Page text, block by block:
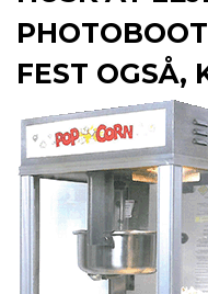
FEST OGSÅ,